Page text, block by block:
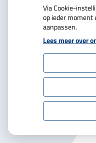
U heeft geen
externe
Via Cookie-
op ieder
aanpassen.
Lees meer over